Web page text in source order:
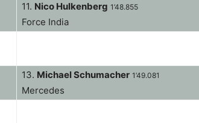
11. Nico Hulkenberg 1’48.855
Force India
13. Michael Schumacher 1’49.081
Mercedes